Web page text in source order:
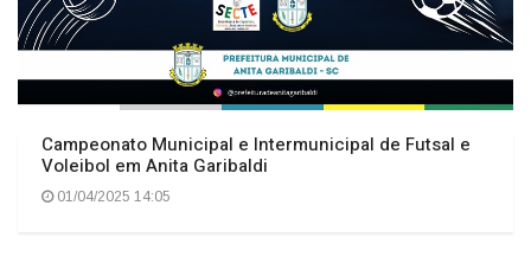
Campeonato Municipal e Intermunicipal de Futsal e
Voleibol em Anita Garibaldi
01/04/2025 14:05